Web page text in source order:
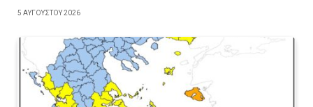
5 ΑΥΓΟΎΣΤΟΥ 2026